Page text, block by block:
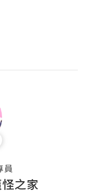
員
之家